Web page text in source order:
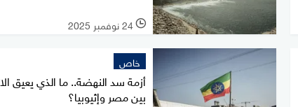
l 24 نوفمبر 2025
خاص
أزمة سد النهضة.. ما الذي يعيق
بين مصر وإثيوبيا؟